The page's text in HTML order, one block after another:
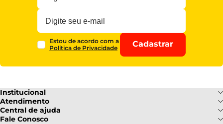
Estou de acordo com a
Política de Privacidade
Cadastrar
Institucional
Sobre Nós
Nossas Lojas
Atendimento
Formas de pagamento
Central de ajuda
Fale Conosco
Fale Conosco